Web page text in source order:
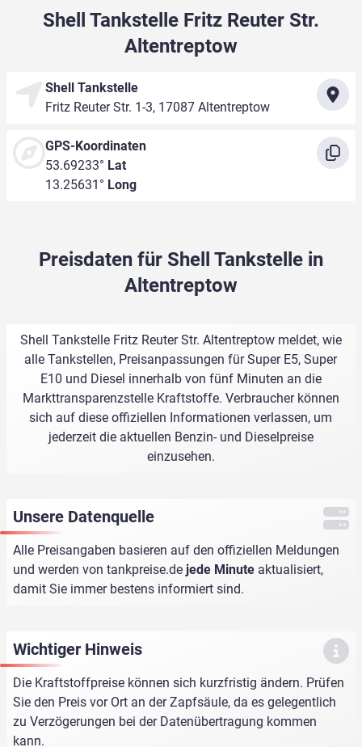
Shell Tankstelle Fritz Reuter Str.
Altentreptow
Shell Tankstelle
Fritz Reuter Str. 1-3, 17087 Altentreptow
GPS-Koordinaten
53.69233° Lat
13.25631° Long
Preisdaten für Shell Tankstelle in
Altentreptow
Shell Tankstelle Fritz Reuter Str. Altentreptow meldet, wie
alle Tankstellen, Preisanpassungen für Super E5, Super
E10 und Diesel innerhalb von fünf Minuten an die
Markttransparenzstelle Kraftstoffe. Verbraucher können
sich auf diese offiziellen Informationen verlassen, um
jederzeit die aktuellen Benzin- und Dieselpreise
einzusehen.
Unsere Datenquelle
Alle Preisangaben basieren auf den offiziellen Meldungen
und werden von tankpreise.de jede Minute aktualisiert,
damit Sie immer bestens informiert sind.
Wichtiger Hinweis
Die Kraftstoffpreise können sich kurzfristig ändern. Prüfen
Sie den Preis vor Ort an der Zapfsäule, da es gelegentlich
zu Verzögerungen bei der Datenübertragung kommen
kann.